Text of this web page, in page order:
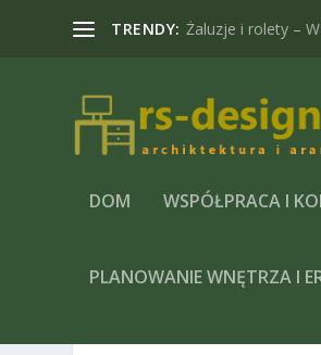
TRENDY: Żaluzje i rolety –
DOM WSPÓŁPRACA I
PLANOWANIE WNĘTRZA I